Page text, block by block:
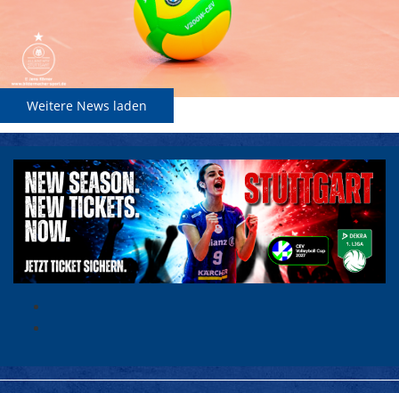
Weitere News laden